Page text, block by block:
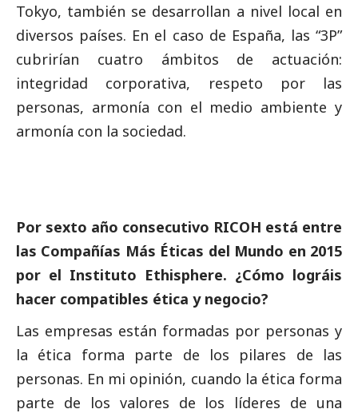
Tokyo, también se desarrollan a nivel local en
diversos países. En el caso de España, las “3P”
cubrirían cuatro ámbitos de actuación:
integridad corporativa, respeto por las
personas, armonía con el medio ambiente y
armonía con la sociedad.
Por sexto año consecutivo RICOH está entre
las Compañías Más Éticas del Mundo en 2015
por el Instituto Ethisphere. ¿Cómo lográis
hacer compatibles ética y negocio?
Las empresas están formadas por personas y
la ética forma parte de los pilares de las
personas. En mi opinión, cuando la ética forma
parte de los valores de los líderes de una